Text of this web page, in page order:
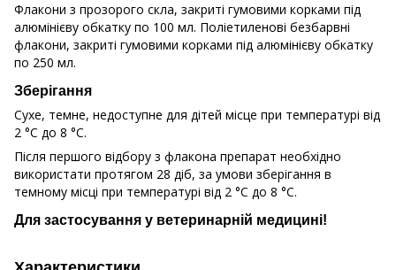
Флакони з прозорого скла, закриті гумовими корками під
алюмінієву обкатку по 100 мл. Поліетиленові безбарвні
флакони, закриті гумовими корками під алюмінієву обкатку
по 250 мл.
Зберігання
Сухе, темне, недоступне для дітей місце при температурі від
2 °С до 8 °С.
Після першого відбору з флакона препарат необхідно
використати протягом 28 діб, за умови зберігання в
темному місці при температурі від 2 °С до 8 °С.
Для застосування у ветеринарній медицині!